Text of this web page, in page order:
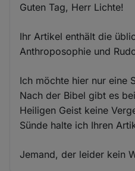
Guten Tag, Herr Lichte!
Ihr Artikel enthält die
Anthroposophie und
Ich möchte hier nur eine
Nach der Bibel gibt es
Heiligen Geist keine
Sünde halte ich Ihren
Jemand, der leider kein